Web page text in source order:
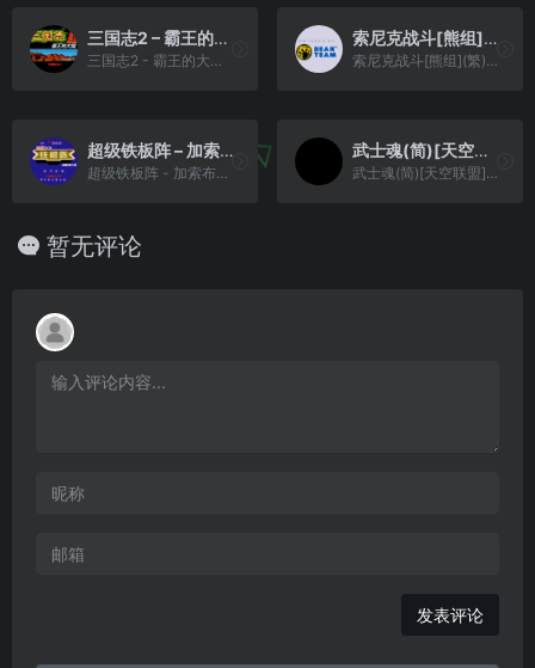
三国志2 – 霸王的大陆(v0.9976)(v20180201)(简)[2434917](JP)[SLG](4Mb)
三国志2 - 霸王的大陆(v0.9976)(v20180201)(简)[2434917](JP)[SLG](4Mb)
索尼克战斗[熊组](繁)(JP)(128Mb)
索尼克战斗[熊组](繁)(JP)(128Mb)
超级铁板阵 – 加索布之谜(简)[MS](JP)[STG](1.25Mb)
超级铁板阵 - 加索布之谜(简)[MS](JP)[STG](1.25Mb)
武士魂(简)[天空联盟](CN)[FTG](3Mb)
武士魂(简)[天空联盟](CN)[FTG](3Mb)
暂无评论
发表评论